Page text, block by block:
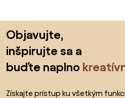
Objavujte,
inšpirujte sa a
buďte naplno
Získajte prístup ku všetkým